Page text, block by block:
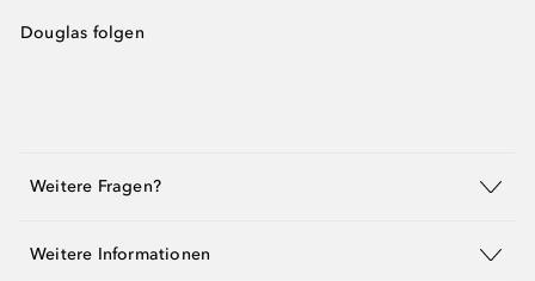
Douglas folgen
Weitere Fragen?
Weitere Informationen